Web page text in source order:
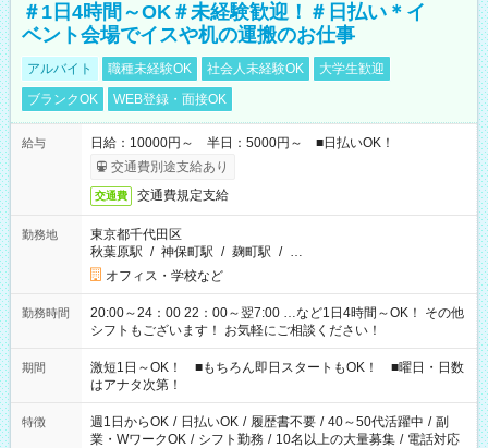
＃1日4時間～OK＃未経験歓迎！＃日払い＊イ
ベント会場でイスや机の運搬のお仕事
アルバイト 職種未経験OK 社会人未経験OK
大学生歓迎
ブランクOK
WEB登録・面接OK
給与
日給：10000円～ 半日：5000円～ ■日払いOK！
交通費別途支給あり
交通費 交通費規定支給
勤務地
東京都千代田区
秋葉原駅 / 神保町駅 / 麹町駅 / …
オフィス・学校など
勤務時間
20:00～24：00 22：00～翌7:00 …など1日4時間～OK！ その他
シフトもございます！ お気軽にご相談ください！
期間
激短1日～OK！ ■もちろん即日スタートもOK！ ■曜日・日数
はアナタ次第！
特徴 週1日からOK / 日払いOK / 履歴書不要 / 40～50代活躍中 / 副
業・WワークOK / シフト勤務 / 10名以上の大量募集 / 電話対応